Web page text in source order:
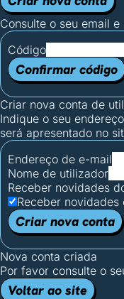
Consulte o seu email
Código
Confirmar código
Criar nova conta de
Indique o seu
será apresentado no
Endereço de e-mail
Nome de utilizador
Receber novidades
Receber
Criar nova conta
Nova conta criada
Por favor consulte o
Voltar ao site